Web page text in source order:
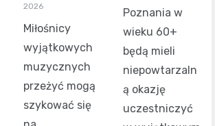
2026
Miłośnicy
wyjątkowych
muzycznych
przeżyć mogą
szykować się
Poznania w
wieku 60+
będą mieli
niepowtarzaln
ą okazję
uczestniczyć